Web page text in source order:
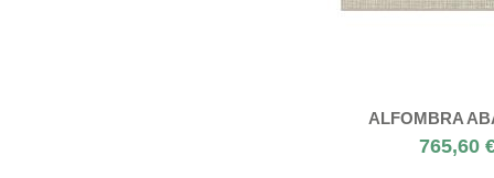
ALFOMBRA
765,60